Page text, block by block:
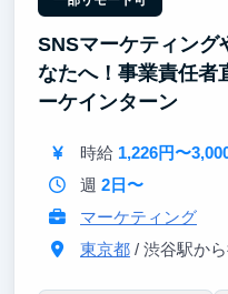
SNSマーケティング
なたへ！事業責任者
ーケインターン
時給 1,226円〜
週 2日〜
マーケティング
東京都/ 渋谷駅から徒